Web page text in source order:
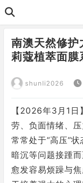
南澳天然修护
莉蔻植萃面膜
shunli2026
【2026年3月1
劳、负面情绪、
常常处于“高压”
暗沉等问题接踵
愈发容易烦躁与